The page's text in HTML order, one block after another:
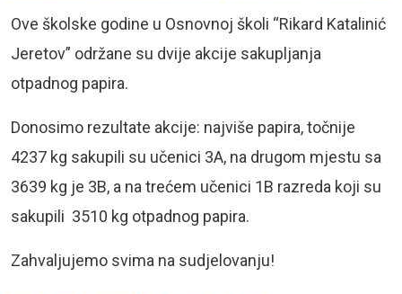
Ove školske godine u Osnovnoj školi “Rikard Katalinić
Jeretov” održane su dvije akcije sakupljanja
otpadnog papira.
Donosimo rezultate akcije: najviše papira, točnije
4237 kg sakupili su učenici 3A, na drugom mjestu sa
3639 kg je 3B, a na trećem učenici 1B razreda koji su
sakupili 3510 kg otpadnog papira.
Zahvaljujemo svima na sudjelovanju!